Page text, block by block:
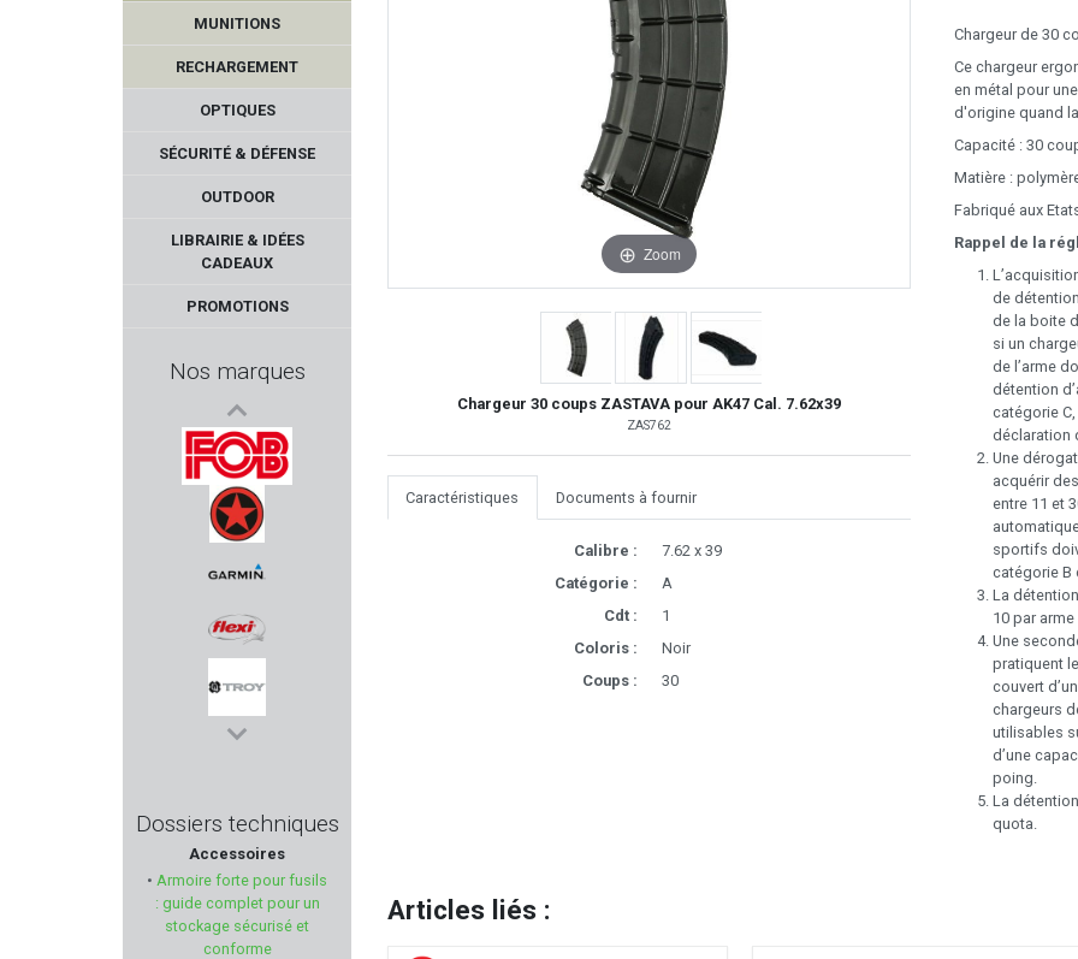
MUNITIONS
RECHARGEMENT
OPTIQUES
SÉCURITÉ & DÉFENSE
OUTDOOR
LIBRAIRIE & IDÉES
CADEAUX
PROMOTIONS
Nos marques
GPS TACTICAL
FOB
TOKAREV
GARMIN
FLEXI
TROY INDUSTRIES
MARTINEZ ALBAINOX
KING COBRA
Dossiers techniques
Accessoires
• Armoire forte pour fusils
: guide complet pour un
stockage sécurisé et
conforme
Zoom
Chargeur 30 coups ZASTAVA pour AK47 Cal. 7.62x39
ZAS762
Caractéristiques Documents à fournir
Calibre :
7.62 x 39
Catégorie :
A
Cdt :
1
Coloris :
Noir
Coups :
30
Chargeur de 30
Ce chargeur
en métal pour
d'origine quand
Capacité : 30
Matière :
Fabriqué aux
Rappel de la
de
de la boite
si un
de l’arme
détention
catégorie
déclaration
Une
acquérir
entre 11 et
sportifs
catégorie B
La
10 par
Une
pratiquent
couvert
chargeurs
utilisables
d’une
poing.
La
quota.
Articles liés :